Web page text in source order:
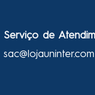
Serviço de
sac@lojauninter.com